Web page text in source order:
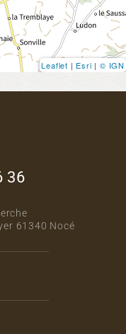
Leaflet | Esri | © IGN
36
61340 Nocé